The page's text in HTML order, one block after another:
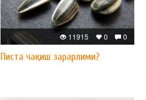
0
0
11915
Писта чақиш зарарлими?